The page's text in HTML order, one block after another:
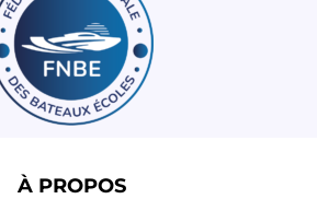
À PROPOS